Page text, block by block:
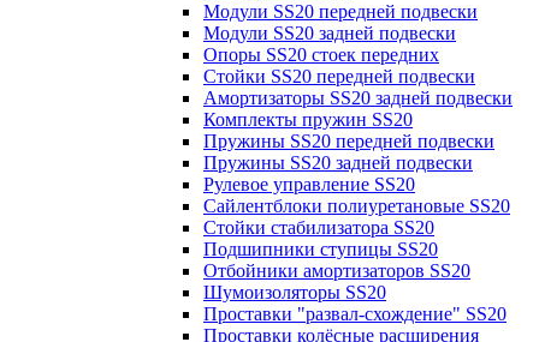
Модули SS20 передней подвески
Модули SS20 задней подвески
Опоры SS20 стоек передних
Стойки SS20 передней подвески
Амортизаторы SS20 задней подвески
Комплекты пружин SS20
Пружины SS20 передней подвески
Пружины SS20 задней подвески
Рулевое управление SS20
Сайлентблоки полиуретановые SS20
Стойки стабилизатора SS20
Подшипники ступицы SS20
Отбойники амортизаторов SS20
Шумоизоляторы SS20
Проставки "развал-схождение" SS20
Проставки колёсные расширения